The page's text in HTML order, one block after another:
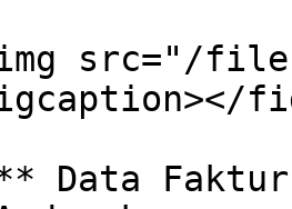
src="/files/
Data Faktur